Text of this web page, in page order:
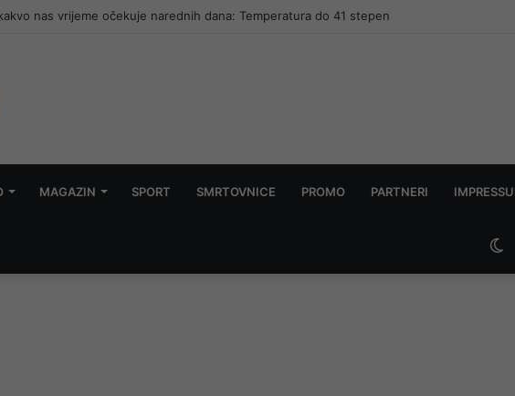
nas vrijeme očekuje narednih dana: Temperatura do 41 stepen
MAGAZIN SPORT SMRTOVNICE PROMO PARTNERI